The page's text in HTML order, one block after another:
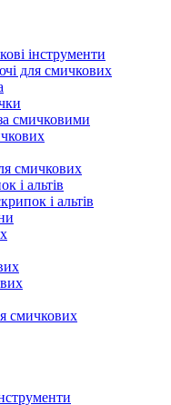
інструменти
для смичкових
смичковими
смичкових
і альтів
і альтів
смичкових